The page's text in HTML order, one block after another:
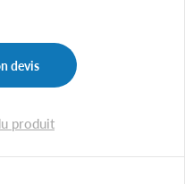
devis
produit